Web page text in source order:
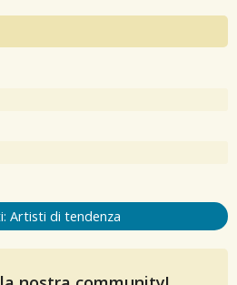
Artisti di tendenza